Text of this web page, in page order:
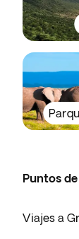
Puntos
Viajes a